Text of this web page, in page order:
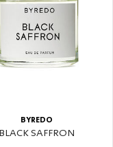
BYREDO
BLACK SAFFRON